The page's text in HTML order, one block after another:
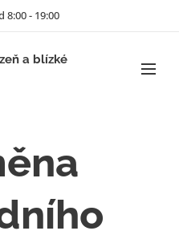
8:00 - 19:00
a blízké